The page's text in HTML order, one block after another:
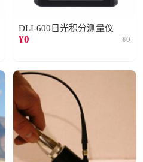
DLI-600日光积分测量仪
¥0 ¥0